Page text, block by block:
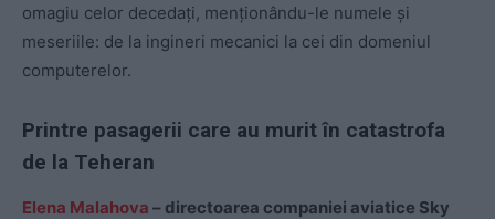
omagiu celor decedați, menționându-le numele și
meseriile: de la ingineri mecanici la cei din domeniul
computerelor.
Printre pasagerii care au murit în catastrofa
de la Teheran
Elena Malahova – directoarea companiei aviatice Sky